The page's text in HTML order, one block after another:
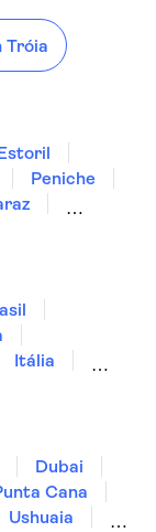
Tróia
Peniche
Itália
Dubai
Cana
Ushuaia